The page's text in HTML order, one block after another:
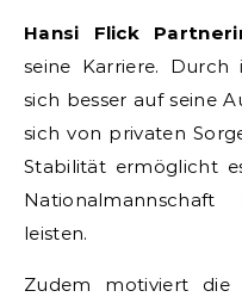
Hansi Flick
seine Karriere.
sich besser auf seine
sich von privaten
Stabilität ermöglicht
leisten.
Zudem motiviert die